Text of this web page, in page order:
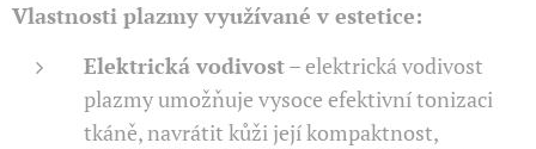
Vlastnosti plazmy využívané v estetice:
Elektrická vodivost– elektrická vodivost
plazmy umožňuje vysoce efektivní tonizaci
tkáně, navrátit kůži její kompaktnost,